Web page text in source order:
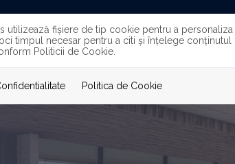
utilizează fişiere de tip cookie pentru a
timpul necesar pentru a citi și înțelege
Politicii de Cookie.
Politica de Cookie